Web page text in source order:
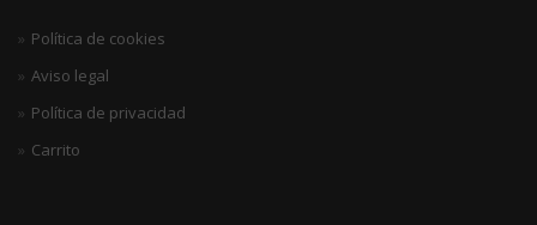
Política de cookies
Aviso legal
Política de privacidad
Carrito